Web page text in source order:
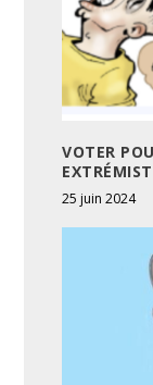
VOTER
25 juin 2024